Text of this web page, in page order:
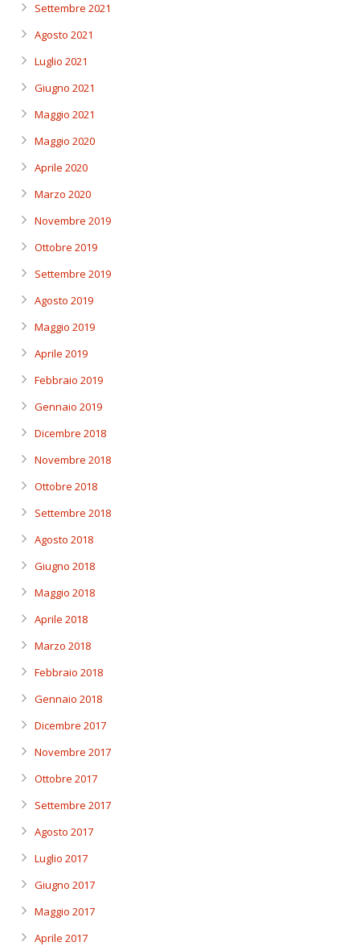
Settembre 2021
Agosto 2021
Luglio 2021
Giugno 2021
Maggio 2021
Maggio 2020
Aprile 2020
Marzo 2020
Novembre 2019
Ottobre 2019
Settembre 2019
Agosto 2019
Maggio 2019
Aprile 2019
Febbraio 2019
Gennaio 2019
Dicembre 2018
Novembre 2018
Ottobre 2018
Settembre 2018
Agosto 2018
Giugno 2018
Maggio 2018
Aprile 2018
Marzo 2018
Febbraio 2018
Gennaio 2018
Dicembre 2017
Novembre 2017
Ottobre 2017
Settembre 2017
Agosto 2017
Luglio 2017
Giugno 2017
Maggio 2017
Aprile 2017